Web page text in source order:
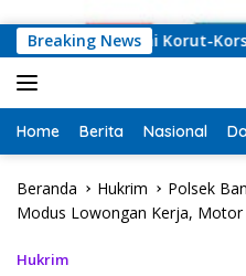
Breaking News
Juru Damai Korut-Korsel.
Home Berita Nasional
Beranda Hukrim
Polsek
Modus Lowongan Kerja,
Hukrim